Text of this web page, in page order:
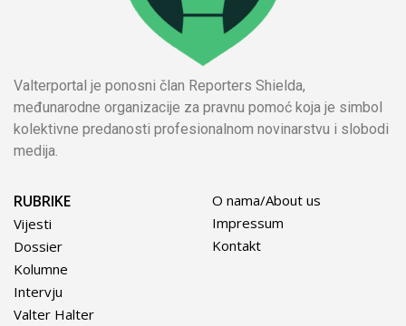
Valterportal je ponosni član Reporters Shielda,
međunarodne organizacije za pravnu pomoć koja je simbol
kolektivne predanosti profesionalnom novinarstvu i slobodi
medija.
RUBRIKE
Vijesti
Dossier
Kolumne
Intervju
Valter Halter
O nama/About us
Impressum
Kontakt